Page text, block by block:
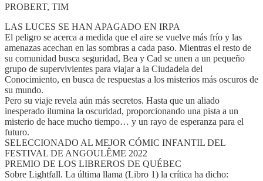
PROBERT, TIM
LAS LUCES SE HAN APAGADO EN IRPA
El peligro se acerca a medida que el aire se vuelve más frío y las
amenazas acechan en las sombras a cada paso. Mientras el resto de
su comunidad busca seguridad, Bea y Cad se unen a un pequeño
grupo de supervivientes para viajar a la Ciudadela del
Conocimiento, en busca de respuestas a los misterios más oscuros de
su mundo.
Pero su viaje revela aún más secretos. Hasta que un aliado
inesperado ilumina la oscuridad, proporcionando una pista a un
misterio de hace mucho tiempo… y un rayo de esperanza para el
futuro.
SELECCIONADO AL MEJOR CÓMIC INFANTIL DEL
FESTIVAL DE ANGOULÊME 2022
PREMIO DE LOS LIBREROS DE QUÉBEC
Sobre Lightfall. La última llama (Libro 1) la crítica ha dicho: